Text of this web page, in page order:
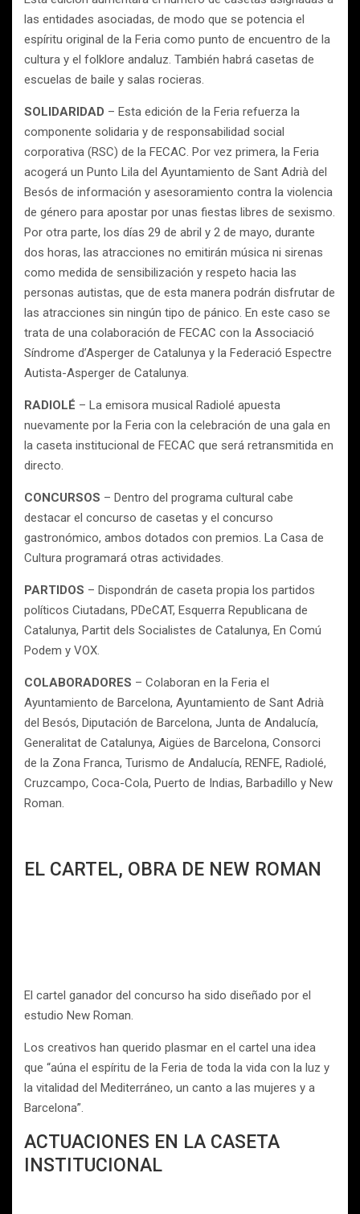
las entidades asociadas, de modo que se potencia el
espíritu original de la Feria como punto de encuentro de la
cultura y el folklore andaluz. También habrá casetas de
escuelas de baile y salas rocieras.
SOLIDARIDAD – Esta edición de la Feria refuerza la
componente solidaria y de responsabilidad social
corporativa (RSC) de la FECAC. Por vez primera, la Feria
acogerá un Punto Lila del Ayuntamiento de Sant Adrià del
Besós de información y asesoramiento contra la violencia
de género para apostar por unas fiestas libres de sexismo.
Por otra parte, los días 29 de abril y 2 de mayo, durante
dos horas, las atracciones no emitirán música ni sirenas
como medida de sensibilización y respeto hacia las
personas autistas, que de esta manera podrán disfrutar de
las atracciones sin ningún tipo de pánico. En este caso se
trata de una colaboración de FECAC con la Associació
Síndrome d’Asperger de Catalunya y la Federació Espectre
Autista-Asperger de Catalunya.
RADIOLÉ – La emisora musical Radiolé apuesta
nuevamente por la Feria con la celebración de una gala en
la caseta institucional de FECAC que será retransmitida en
directo.
CONCURSOS – Dentro del programa cultural cabe
destacar el concurso de casetas y el concurso
gastronómico, ambos dotados con premios. La Casa de
Cultura programará otras actividades.
PARTIDOS – Dispondrán de caseta propia los partidos
políticos Ciutadans, PDeCAT, Esquerra Republicana de
Catalunya, Partit dels Socialistes de Catalunya, En Comú
Podem y VOX.
COLABORADORES – Colaboran en la Feria el
Ayuntamiento de Barcelona, Ayuntamiento de Sant Adrià
del Besós, Diputación de Barcelona, Junta de Andalucía,
Generalitat de Catalunya, Aigües de Barcelona, Consorci
de la Zona Franca, Turismo de Andalucía, RENFE, Radiolé,
Cruzcampo, Coca-Cola, Puerto de Indias, Barbadillo y New
Roman.
EL CARTEL, OBRA DE NEW ROMAN
El cartel ganador del concurso ha sido diseñado por el
estudio New Roman.
Los creativos han querido plasmar en el cartel una idea
que “aúna el espíritu de la Feria de toda la vida con la luz y
la vitalidad del Mediterráneo, un canto a las mujeres y a
Barcelona”.
ACTUACIONES EN LA CASETA
INSTITUCIONAL